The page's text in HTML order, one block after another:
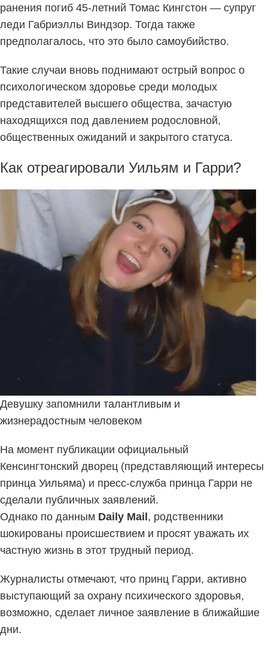
ранения погиб 45-летний Томас Кингстон — супруг
леди Габриэллы Виндзор. Тогда также
предполагалось, что это было самоубийство.
Такие случаи вновь поднимают острый вопрос о
психологическом здоровье среди молодых
представителей высшего общества, зачастую
находящихся под давлением родословной,
общественных ожиданий и закрытого статуса.
Как отреагировали Уильям и Гарри?
Девушку запомнили талантливым и
жизнерадостным человеком
На момент публикации официальный
Кенсингтонский дворец (представляющий интересы
принца Уильяма) и пресс-служба принца Гарри не
сделали публичных заявлений.
Однако по данным Daily Mail , родственники
шокированы происшествием и просят уважать их
частную жизнь в этот трудный период.
Журналисты отмечают, что принц Гарри, активно
выступающий за охрану психического здоровья,
возможно, сделает личное заявление в ближайшие
дни.